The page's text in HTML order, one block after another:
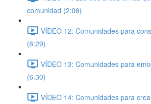
comunidad (2:06)
VÍDEO 12: Comunidades para
(6:29)
VÍDEO 13: Comunidades para
(6:30)
VÍDEO 14: Comunidades para